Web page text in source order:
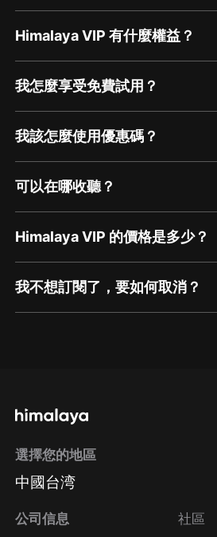
Himalaya VIP 有什麼權益？
我怎麼享受免費試用？
我該怎麼使用優惠碼？
可以在哪收聽？
Himalaya VIP 的價格是多少？
我不想訂閱了，要如何取消？
方法 Google Play取消訂閱方法
選擇您的地區
中國台湾
公司信息 社區